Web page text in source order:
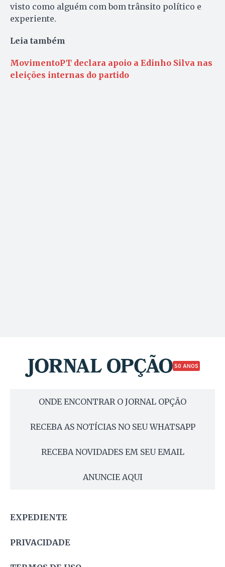
visto como alguém com bom trânsito político e
experiente.
Leia também
MovimentoPT declara apoio a Edinho Silva nas
eleições internas do partido
50 ANOS
ONDE ENCONTRAR O JORNAL OPÇÃO
RECEBA AS NOTÍCIAS NO SEU WHATSAPP
RECEBA NOVIDADES EM SEU EMAIL
ANUNCIE AQUI
EXPEDIENTE
PRIVACIDADE